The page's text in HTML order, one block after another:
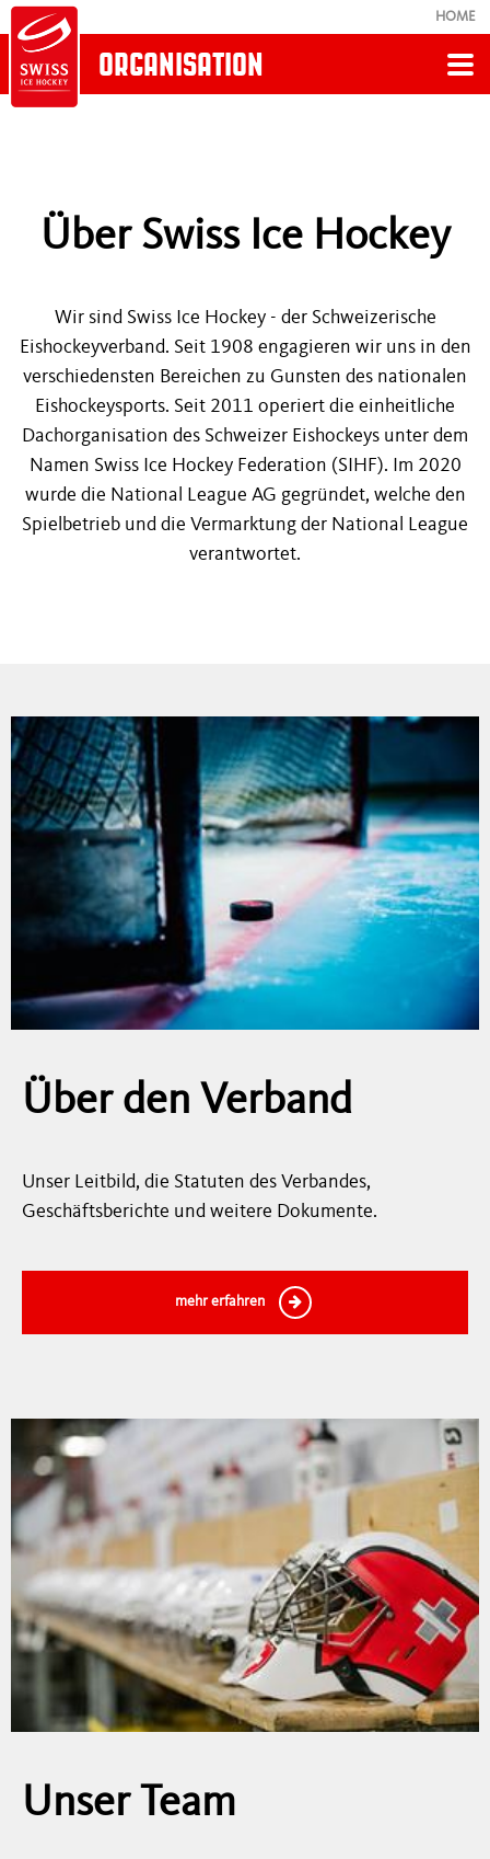
HOME
ORGANISATION
Über uns
Organigramm
Sponsoren
Top8-Gönnervereinigung
Ehrenmitglieder
Jobs
Kontakt
Hall of Fame
Newsletter
Über Swiss Ice Hockey
Wir sind Swiss Ice Hockey - der Schweizerische
Eishockeyverband. Seit 1908 engagieren wir uns in den
verschiedensten Bereichen zu Gunsten des nationalen
Eishockeysports. Seit 2011 operiert die einheitliche
Dachorganisation des Schweizer Eishockeys unter dem
Namen Swiss Ice Hockey Federation (SIHF). Im 2020
wurde die National League AG gegründet, welche den
Spielbetrieb und die Vermarktung der National League
verantwortet.
Über den Verband
Unser Leitbild, die Statuten des Verbandes,
Geschäftsberichte und weitere Dokumente.
mehr erfahren
Unser Team